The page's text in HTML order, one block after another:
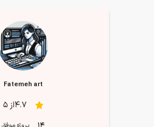
Fatemeh art
4.7از 5